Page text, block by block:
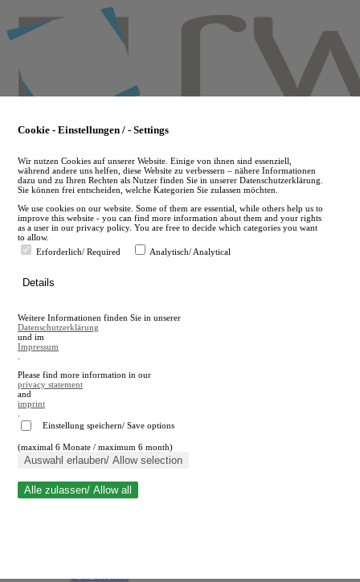
to
main
en
A
A
Suche schließen
Cookie - Einstellungen / - Settings
Wir nutzen Cookies auf unserer Website. Einige von ihnen sind essenziell,
während andere uns helfen, diese Website zu verbessern – nähere Informationen
dazu und zu Ihren Rechten als Nutzer finden Sie in unserer Datenschutzerklärung.
Sie können frei entscheiden, welche Kategorien Sie zulassen möchten.
We use cookies on our website. Some of them are essential, while others help us to
improve this website - you can find more information about them and your rights
as a user in our privacy policy. You are free to decide which categories you want
to allow.
Erforderlich/ Required
Analytisch/ Analytical
Details
Weitere Informationen finden Sie in unserer
Datenschutzerklärung
und im
Impressum
Please find more information in our
privacy statement
and
imprint
Einstellung speichern/ Save options
(maximal 6 Monate / maximum 6 month)
Auswahl erlauben/ Allow selection
Alle zulassen/ Allow all